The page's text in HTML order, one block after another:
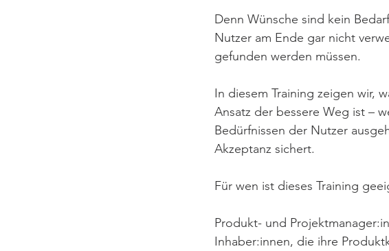
Denn Wünsche sind kein
Nutzer am Ende gar nicht
gefunden werden müssen.
In diesem Training zeigen wir,
Ansatz der bessere Weg ist –
Bedürfnissen der Nutzer
Akzeptanz sichert.
Für wen ist dieses Training
Produkt- und
Inhaber:innen, die ihre